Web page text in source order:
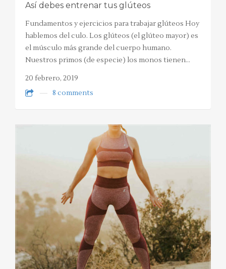
Así debes entrenar tus glúteos
Fundamentos y ejercicios para trabajar glúteos Hoy
hablemos del culo. Los glúteos (el glúteo mayor) es
el músculo más grande del cuerpo humano.
Nuestros primos (de especie) los monos tienen…
20 febrero, 2019
8 comments